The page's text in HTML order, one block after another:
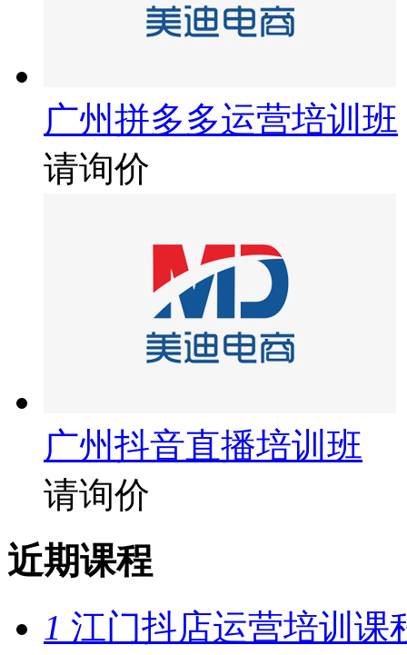
广州拼多多运营培训班
请询价
广州抖音直播培训班
请询价
近期课程
1 江门抖店运营培训课